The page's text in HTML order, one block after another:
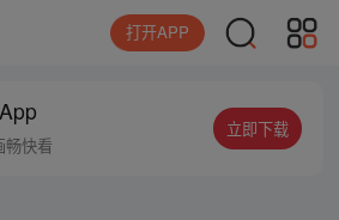
打开APP
畅快看
立即下载